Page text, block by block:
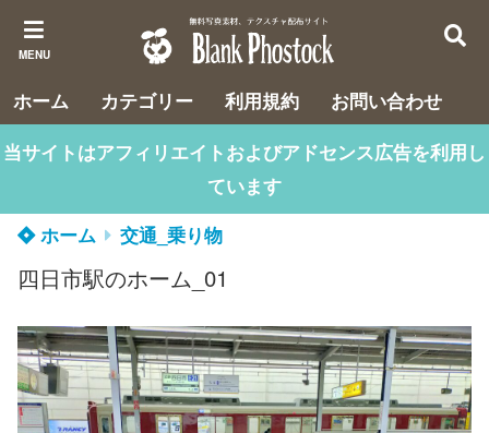
MENU
ホーム カテゴリー 利用規約
お問い合わせ
当サイトはアフィリエイトおよびアドセンス広告を利用し
ています
ホーム
交通_乗り物
四日市駅のホーム_01